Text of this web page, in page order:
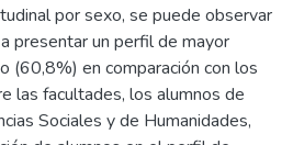
por sexo, se puede observar
presentar un perfil de mayor
(60,8%) en comparación con los
las facultades, los alumnos de
Sociales y de Humanidades,